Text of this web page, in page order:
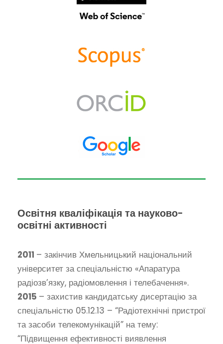
Освітня кваліфікація та науково-
освітні активності
2011 – закінчив Хмельницький національний
університет за спеціальністю «Апаратура
радіозв’язку, радіомовлення і телебачення».
2015 – захистив кандидатську дисертацію за
спеціальністю 05.12.13 – “Радіотехнічні пристрої
та засоби телекомунікацій” на тему:
“Підвищення ефективності виявлення